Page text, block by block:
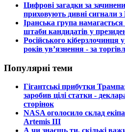
​Цифрові загадки за
приховують дивні сигнали
​Іранська група
штаби кандидатів у
​Російського
років ув’язнення - за
Популярні теми
​Гігантські прибутки
заробив цілі статки -
сторінок
​NASA оголосило склад
Artemis III